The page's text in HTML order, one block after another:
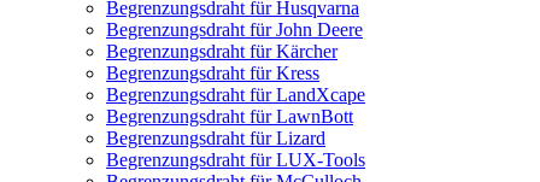
Begrenzungsdraht für Husqvarna
Begrenzungsdraht für John Deere
Begrenzungsdraht für Kärcher
Begrenzungsdraht für Kress
Begrenzungsdraht für LandXcape
Begrenzungsdraht für LawnBott
Begrenzungsdraht für Lizard
Begrenzungsdraht für LUX-Tools